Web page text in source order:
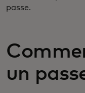
passe.
un